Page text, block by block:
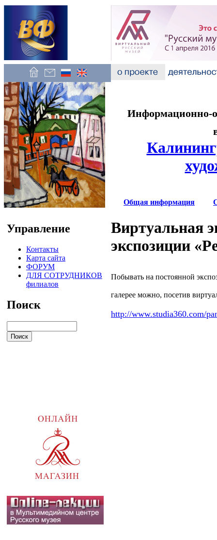
Управление
Контакты
Карта сайта
ФОРУМ
ДЛЯ СОТРУДНИКОВ
филиалов
Поиск
Информационно-
Общая информация
Виртуальная
экспозиции
Побывать на постоянной
галерее можно, посетив
http://www.studia360.com/